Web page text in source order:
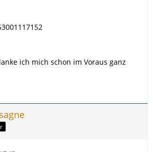
ich mich schon im Voraus ganz